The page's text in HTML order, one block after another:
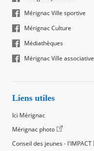
Mérignac Ville sportive
Mérignac Culture
Médiathèques
Mérignac Ville associative
Liens utiles
Ici Mérignac
Mérignac photo
Conseil des jeunes - l'IMPACT